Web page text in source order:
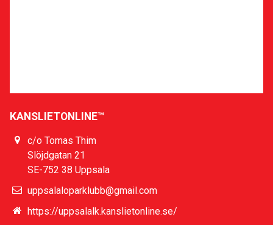
KANSLIETONLINE™
c/o Tomas Thim
Slöjdgatan 21
SE-752 38 Uppsala
uppsalaloparklubb@gmail.com
https://uppsalalk.kanslietonline.se/